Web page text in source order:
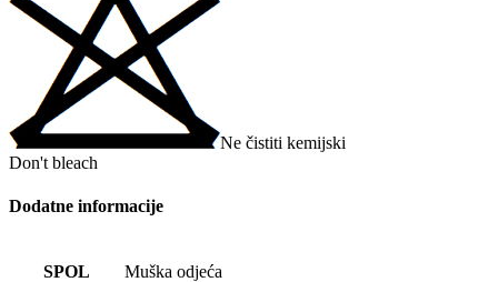
Ne čistiti kemijski
Don't bleach
Dodatne informacije
SPOL Muška odjeća